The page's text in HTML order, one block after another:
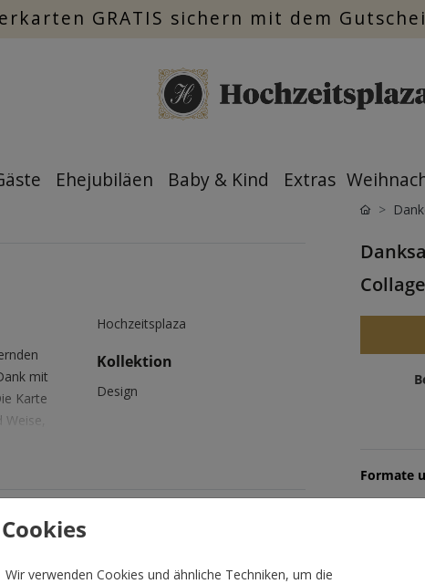
GRATIS sichern mit dem
Ehejubiläen Baby & Kind Extras
Cookies
Wir verwenden Cookies und ähnliche Techniken, um die
mit
Karte
Hochzeitsplaza
Kollektion
Design
Formate